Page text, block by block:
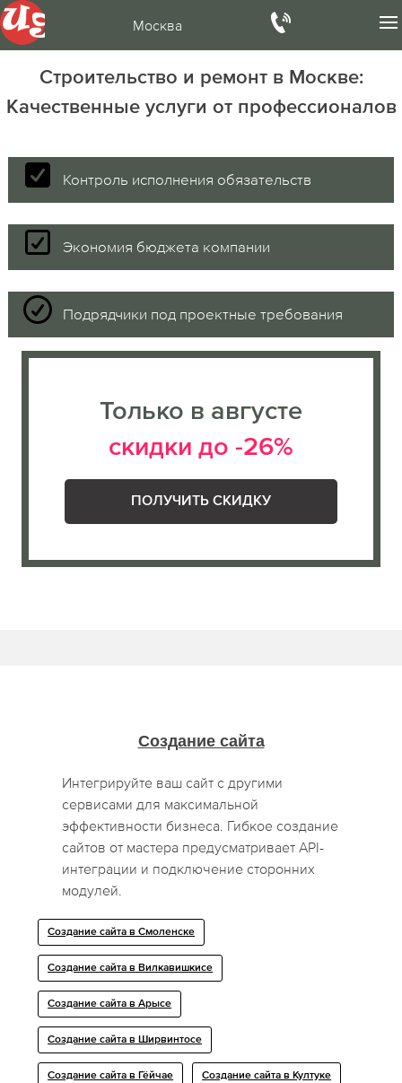
Москва
Строительство и ремонт в Москве:
Качественные услуги от профессионалов
Контроль исполнения обязательств
Экономия бюджета компании
Подрядчики под проектные требования
Только в августе
скидки до -26%
ПОЛУЧИТЬ СКИДКУ
Создание сайта
Интегрируйте ваш сайт с другими
сервисами для максимальной
эффективности бизнеса. Гибкое создание
сайтов от мастера предусматривает API-
интеграции и подключение сторонних
модулей.
Создание сайта в Смоленске
Создание сайта в Вилкавишкисе
Создание сайта в Арысе
Создание сайта в Ширвинтосе
Создание сайта в Гёйчае Создание сайта в Култуке